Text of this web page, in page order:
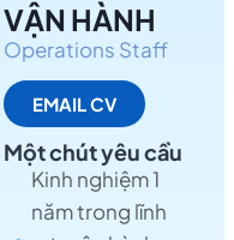
VẬN HÀNH
Operations Staff
EMAIL CV
Một chút yêu cầu
Kinh nghiệm 1
năm trong lĩnh